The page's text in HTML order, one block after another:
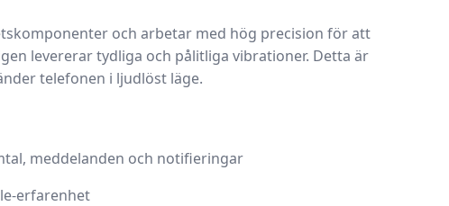
och arbetar med hög precision för att
levererar tydliga och pålitliga vibrationer. Detta är
telefonen i ljudlöst läge.
meddelanden och notifieringar
erfarenhet